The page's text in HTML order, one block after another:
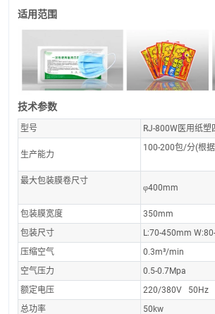
适用范围
技术参数
型号 RJ-800W医用纸塑
生产能力
100-200包/分(
最大包装膜卷尺寸
φ400mm
包装膜宽度
350mm
包装尺寸
L:70-450mm
压缩空气
0.3m³/min
空气压力
0.5-0.7Mpa
额定电压
220/380V 50Hz
总功率
50kw